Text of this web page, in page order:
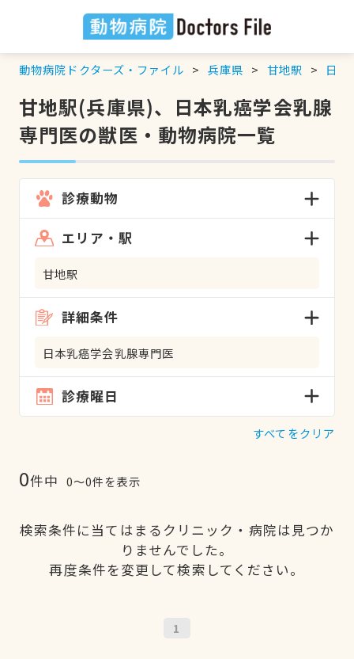
動物病院ドクターズ・ファイル 兵庫県 甘地駅 日本
甘地駅(兵庫県)、日本乳癌学会乳腺
専門医の獣医・動物病院一覧
診療動物
エリア・駅
甘地駅
詳細条件
日本乳癌学会乳腺専門医
診療曜日
すべてをクリア
0件中 0〜0件を表示
検索条件に当てはまるクリニック・病院は見つか
りませんでした。
再度条件を変更して検索してください。
1